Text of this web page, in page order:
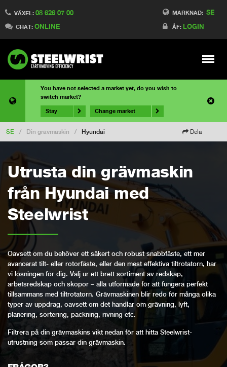
MARKNAD: SE
ÅF: LOGIN
VÄXEL: 08 626 07 00
CHAT: ONLINE
Meny
You have not selected a market yet, do you wish to
switch market?
Stay Change market
SE / Din grävmaskin / Hyundai Dela
Utrusta din grävmaskin
från Hyundai med
Steelwrist
Oavsett om du behöver ett säkert och robust snabbfäste, ett mer
avancerat tilt- eller rotorfäste, eller den mest effektiva tiltrotatorn, har
vi lösningen för dig. Välj ur ett brett sortiment av redskap,
arbetsredskap och skopor – alla utformade för att fungera perfekt
tillsammans med tiltrotatorn. Grävmaskinen blir redo för många olika
typer av uppdrag, oavsett om det handlar om grävning, lyft,
planering, sortering, packning, rivning etc.
Filtrera på din grävmaskins vikt nedan för att hitta Steelwrist-
utrustning som passar din grävmaskin.